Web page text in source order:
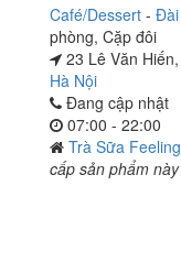
Café/Dessert - Đài
phòng, Cặp đôi
23 Lê Văn
Hà Nội
Đang cập nhật
07:00 - 22:00
Trà Sữa
cấp sản phẩm này